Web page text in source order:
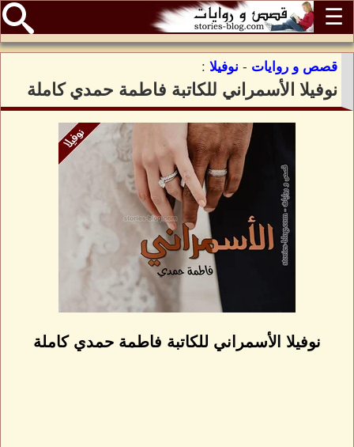
☰
قصص و روايات - نوفيلا :
نوفيلا الأسمراني للكاتبة فاطمة حمدي كاملة
نوفيلا الأسمراني للكاتبة فاطمة حمدي كاملة